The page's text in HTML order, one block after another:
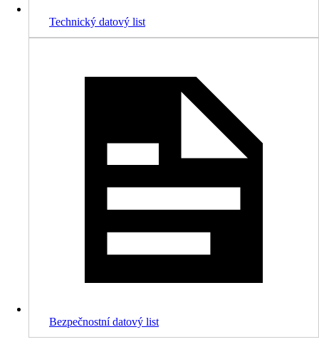
Technický datový list
Bezpečnostní datový list